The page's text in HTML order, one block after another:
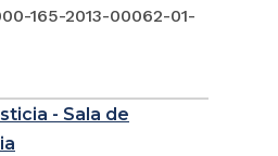
165-2013-00062-01-
- Sala de